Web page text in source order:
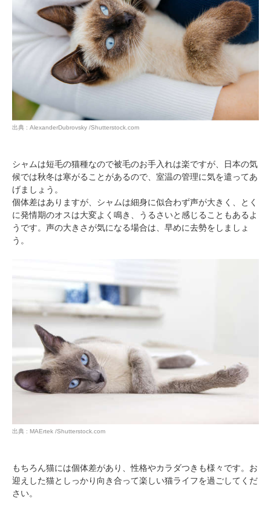
出典 : AlexanderDubrovsky /Shutterstock.com
シャムは短毛の猫種なので被毛のお手入れは楽ですが、日本の気
候では秋冬は寒がることがあるので、室温の管理に気を遣ってあ
げましょう。
個体差はありますが、シャムは細身に似合わず声が大きく、とく
に発情期のオスは大変よく鳴き、うるさいと感じることもあるよ
うです。声の大きさが気になる場合は、早めに去勢をしましょ
う。
出典 : MAErtek /Shutterstock.com
もちろん猫には個体差があり、性格やカラダつきも様々です。お
迎えした猫としっかり向き合って楽しい猫ライフを過ごしてくだ
さい。
閉じる
いぬ部をフォロー
ねこ部をフォロー
アプリをダウンロードする